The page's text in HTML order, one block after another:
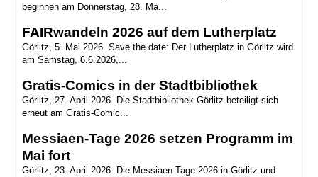
beginnen am Donnerstag, 28. Ma...
FAIRwandeln 2026 auf dem Lutherplatz
Görlitz, 5. Mai 2026. Save the date: Der Lutherplatz in Görlitz wird
am Samstag, 6.6.2026,...
Gratis-Comics in der Stadtbibliothek
Görlitz, 27. April 2026. Die Stadtbibliothek Görlitz beteiligt sich
erneut am Gratis-Comic...
Messiaen-Tage 2026 setzen Programm im
Mai fort
Görlitz, 23. April 2026. Die Messiaen-Tage 2026 in Görlitz und